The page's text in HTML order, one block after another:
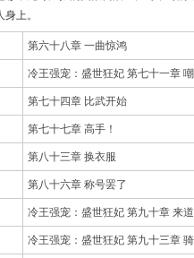
上。
第六十八章 一曲惊鸿
冷王强宠：盛世狂妃 第七十一章
第七十四章 比武开始
第七十七章 高手！
第八十三章 换衣服
第八十六章 称号罢了
冷王强宠：盛世狂妃 第九十章 来
冷王强宠：盛世狂妃 第九十三章